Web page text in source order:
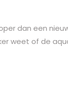
dan een
weet of de